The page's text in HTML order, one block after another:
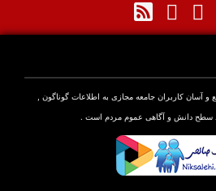
آسان کاربران جامعه مجازی به اطلاعات گوناگون ,
سطح دانش و آگاهی عموم مردم است .